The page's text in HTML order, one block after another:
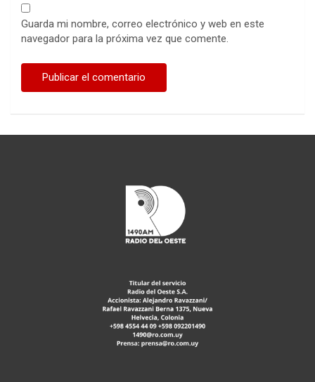
Guarda mi nombre, correo electrónico y web en este
navegador para la próxima vez que comente.